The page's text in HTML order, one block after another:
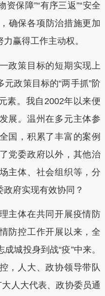
资保障”“有序三返”“安全
确保各项防治措施更加
赢得工作主动权。
策目标的短期实现上
政策目标的“两手抓”阶
素。我自2002年以来便
展。温州在多元主体参
国，积累了丰富的案例
党委政府以外，其他治
主体、社会组织等，分
府实现有效协同？
体在共同开展疫情防
防控工作开展以来，全
城投身到战“疫”中来。
，人大、政协领导带队
人大代表、政协委员通